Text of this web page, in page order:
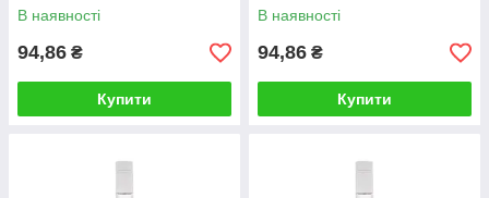
В наявності
94,86 ₴
Купити
В наявності
94,86 ₴
Купити